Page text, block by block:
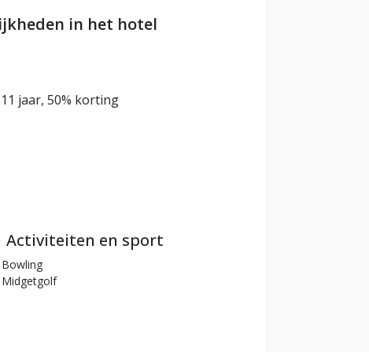
in het hotel
jaar, 50% korting
Activiteiten en sport